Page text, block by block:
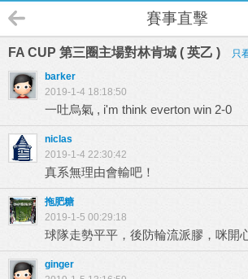
賽事直擊
FA CUP 第三圈主場對林肯城 ( 英乙 )
只
barker
2019-1-4 18:18:50
一吐烏氣 , i'm think everton win 2-0
niclas
2019-1-4 22:30:42
真系無理由會輸吧！
拖肥糖
2019-1-5 00:29:18
球隊走勢平平，後防輪流派膠，咪開
ginger